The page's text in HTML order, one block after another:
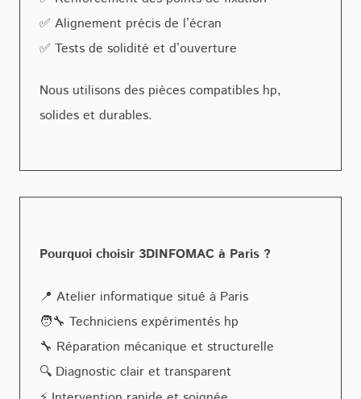
✅ Alignement précis de l’écran
✅ Tests de solidité et d’ouverture
Nous utilisons des pièces compatibles hp,
solides et durables.
Pourquoi choisir 3DINFOMAC à Paris ?
📍 Atelier informatique situé à Paris
🧑‍🔧 Techniciens expérimentés hp
🔧 Réparation mécanique et structurelle
🔍 Diagnostic clair et transparent